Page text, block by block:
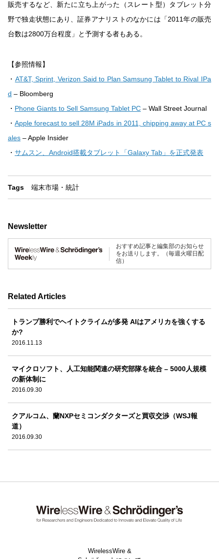
販売するなど、新たに立ち上がった（スレート型）タブレット分
野で独走状態にあり、証券アナリストのなかには「2011年の販売
台数は2800万台程度」と予測する者もある。
【参照情報】
・ AT&T, Sprint, Verizon Said to Plan Samsung Tablet to Rival IPa
d – Bloomberg
・ Phone Giants to Sell Samsung Tablet PC – Wall Street Journal
・Apple forecast to sell 28M iPads in 2011, chipping away at PC s
ales – Apple Insider
・ サムスン、Android搭載タブレット「Galaxy Tab」を正式発表
Tags 端末市場・統計
Newsletter
おすすめ記事と編集部のお知らせ
をお送りします。（毎週火曜日配
信）
Related Articles
トランプ勝利でヘイトクライムが多発 AIはアメリカを強くする
か?
2016.11.13
マイクロソフト、人工知能関連の研究部隊を統合 – 5000人規模
の新体制に
2016.09.30
クアルコム、蘭NXPセミコンダクターズと買収交渉（WSJ報
道）
2016.09.30
WirelessWire &